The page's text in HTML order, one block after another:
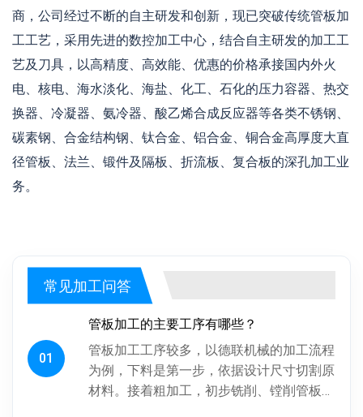
商，公司经过不断的自主研发和创新，现已突破传统管板加
工工艺，采用先进的数控加工中心，结合自主研发的加工工
艺及刀具，以高精度、高效能、优惠的价格承接国内外火
电、核电、海水淡化、海盐、化工、石化的压力容器、热交
换器、冷凝器、氨冷器、酸乙烯合成反应器等各类不锈钢、
碳素钢、合金结构钢、钛合金、铝合金、铜合金高厚度大直
径管板、法兰、锻件及隔板、折流板、复合板的深孔加工业
务。
常见加工问答
01
管板加工的主要工序有哪些？
管板加工工序较多，以德联机械的加工流程
为例，下料是第一步，依据设计尺寸切割原
材料。接着粗加工，初步铣削、镗削管板各